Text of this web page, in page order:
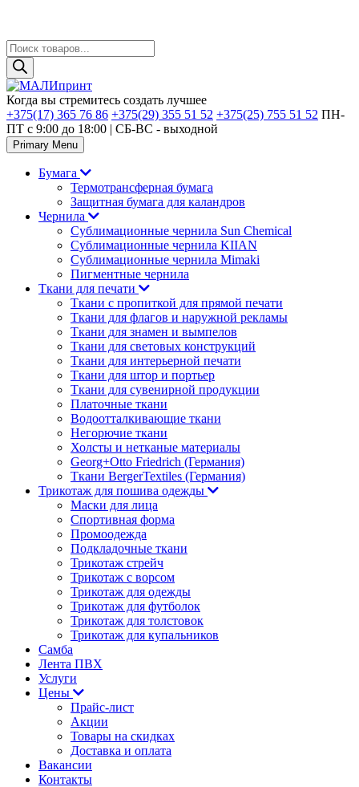
Поиск
товаров
Skip
to
content
Когда вы стремитесь создать лучшее
+375(17) 365 76 86 +375(29) 355 51 52 +375(25) 755 51 52 ПН-
ПТ с 9:00 до 18:00 | CБ-ВС - выходной
Primary Menu
Бумага
Термотрансферная бумага
Защитная бумага для каландров
Чернила
Сублимационные чернила Sun Chemical
Сублимационные чернила KIIAN
Сублимационные чернила Mimaki
Пигментные чернила
Ткани для печати
Ткани с пропиткой для прямой печати
Ткани для флагов и наружной рекламы
Ткани для знамен и вымпелов
Ткани для световых конструкций
Ткани для интерьерной печати
Ткани для штор и портьер
Ткани для сувенирной продукции
Платочные ткани
Водоотталкивающие ткани
Негорючие ткани
Холсты и нетканые материалы
Georg+Otto Friedrich (Германия)
Ткани BergerTextiles (Германия)
Трикотаж для пошива одежды
Маски для лица
Спортивная форма
Промоодежда
Подкладочные ткани
Трикотаж стрейч
Трикотаж с ворсом
Трикотаж для одежды
Трикотаж для футболок
Трикотаж для толстовок
Трикотаж для купальников
Самба
Лента ПВХ
Услуги
Цены
Прайс-лист
Акции
Товары на скидках
Доставка и оплата
Вакансии
Контакты